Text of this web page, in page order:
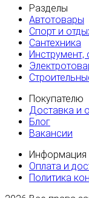
Разделы
Автотовары
Спорт и
Сантехника
Покупателю
Доставка и
Блог
Вакансии
Информация
Оплата и
Политика